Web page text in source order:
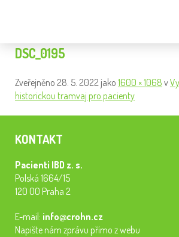
DSC_0195
Zveřejněno 28. 5. 2022 jako 1600 × 1068 v
historickou tramvaj pro pacienty
KONTAKT
Pacienti IBD z. s.
Polská 1664/15
120 00 Praha 2
E-mail: info@crohn.cz
Napište nám zprávu přímo z webu